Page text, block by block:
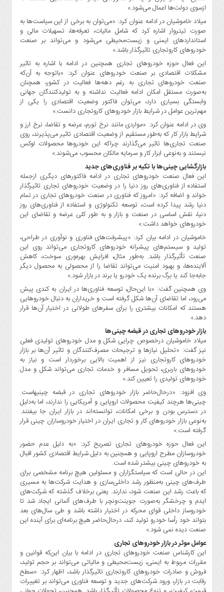
سیاسی
و
بین
الملل
نگاه
روز
گوناگون
ازسوی دولت‌ها اعمال می‌شود.»
میلاد خاموشیان در ادامه عنوان کرد: «می‌توان به برخی از این سیاست‌ها به
صورت تیتروار اشاره کرد که شامل مالیات، تعرفه‌ها، تسهیلات مالی و
استانداردهای ایمنی و زیست‌محیطی می‌شود و می‌تواند بر صنعت
خودروهای کاروتجاری تاثیرگذار باشد.»
این فعال حوزه خودروهای تجاری همچنین در ادامه با اشاره به تاثیر
مشکلات اقتصادی بر صنعت خودروهای عنوان کرد: «باتوجه به آن‌که
صنعت خودروهای تجاری به رغم دهه‌ها فعالیت در کشور، همچنان
به‌صورت مستقل امکان ادامه فعالیت نداشته و به تولیدکنندگان جهانی
وابستگی بسیاری دارد، می‌توان فاکتور وضعیت اقتصادی را یکی از
مهم‌ترین عوامل در شرایط بازار خودروهای کاروتجاری دانست.»
وی در ادامه عنوان کرد: «مواردی مانند نرخ تورم، عرضه و تقاضا، نرخ ارز و
شرایط بازار کار که به‌طور مستقیم از وضعیت اقتصادی تاثیر می‌پذیرند، روی
صنعت تجاری‌ها تاثیر می‌گذارند چراکه این خودروها محصولات لوکس
نیستند و به‌نوعی ابزار کار و سرمایه‌ مالکان محسوب می‌شوند.»
بازارگشایی چینی‌ها با تکیه بر فناوری‌های جدید
این فعال صنعت خودروهای تجاری در ادامه فاکتورهای دیگری ازجمله
استفاده از فناوری‌های روز دنیا را در وضعیت خودروهای تجاری تاثیرگذار
خواند و اضافه کرد: «امروز که فناوری در صنعت خودروهای تجاری در تمام
دنیا رشد پیدا کرده است، توسعه تکنولوژی و استفاده از فناوری‌های روز
دنیا، نقش اساسی در صنعت و بازار و به طور کلی عرضه و تقاضای این
خودروهای خواهد داشت.»
خاموشیان در ادامه بیان کرد: «پیشرفت‌های فناوری و نوآوری در طراحی،
تولید و سیستم‌های پیشرانه خودروهای کاروتجاری می‌تواند روی این
صنعت تأثیرگذار باشد. به‌طور مثال، افزایش بهره‌وری سوخت، کاهش
آلاینده‌ها، و بهبود امنیت می‌تواند تقاضا را از محصولی به محصول دیگر
جابه‌جا کند یا برگ برنده یک خودرو یا برند در بازار شود.»
وی همچنین گفت: «با این‌حال، توسعه فناوری‌ها در ایران به کندی پیش
می‌رود، اما تقاضای آن‌ها شکل گرفته است و خریداران به دنبال خودروهایی
هستند که امکانات بیشتری را برای سفرهای طولانی در اختیار آن‌ها قرار
دهد.»
بازار خودروهای تجاری در قبضه چینی‌ها
میلاد خاموشیان درخصوص چرایی شکل و مدل خودروهای تولیدی فعلی
نیز گفت: «تحلیل نیازها و ترجیحات مصرف‌کنندگان و تاثیر آن‌ها بر بازار
خودروهای کاروتجاری نیز از اهمیت بالایی برخوردار است و نیاز به
خودروهای باربری، تحویل مسافر و خدمات تجاری می‌تواند شکل و مدل
خودروهای تولیدی را تعیین کند.»
وی افزود: «درحال‌حاضر بازار خودروهای تجاری در قبضه چینی‎هاست.
چینی‌ها هرچند کیفیت محصولات اروپایی و آمریکایی را ندارند، اما به‌دلیل
در دسترس بودن و برخی امکانات، توانسته‌اند در بازار ایران جا بیفتند.
به‌نوعی بازار خودروهای کار و تجاری ایران در اختیار خودروسازان چینی قرار
گرفته است.»
این فعال حوزه خودروهای تجاری تصریح کرد: «به دلیل عدم حضور
خودروسازان مطرح اروپایی و همچنین به دلیل شرایط اقتصادی کشور اقبال
به خودروهای چینی بیشتر شده است.
این در حالی است که سیاستگزاران و مسئولین هیچ برنامه مشخصی برای
طرف‌های چینی به‌منظور رشد داخلی‌سازی و هدایت شرکت‌ها به مسیری
که باعث رشد این صنعت شود، ندارند. یعنی برخلاف گذشته که شرکت‌های
ایدم و چرخشگر به‌صورت جوینت‌ونچر با طرف‌های آلمانی ایجاد شد تا
خودروساز داخلی قوای محرکه در اختیار داشته باشد و طی سال‌های بعد
بتواند خود رأسا خودرو تولید کند، درحال‌حاضر هیچ برنامه‌ای برای آینده این
صنعت دیده نمی شود.»
عوامل موثر در بازار خودروهای تجاری
این کارشناس صنعت خودروهای تجاری در ادامه با بیان این‌که قوانین و
مقررات مربوط به ایمنی، زیست‌محیطی و مالیاتی می‌تواند بر حجم تولید،
فروش و صادرات خودروهای کاروتجاری تاثیرگذار باشد، اظهار کرد: «سطح
رقابت در بازار، ورود شرکت‌های جدید و توسعه فناوری می‌تواند بر تغییرات